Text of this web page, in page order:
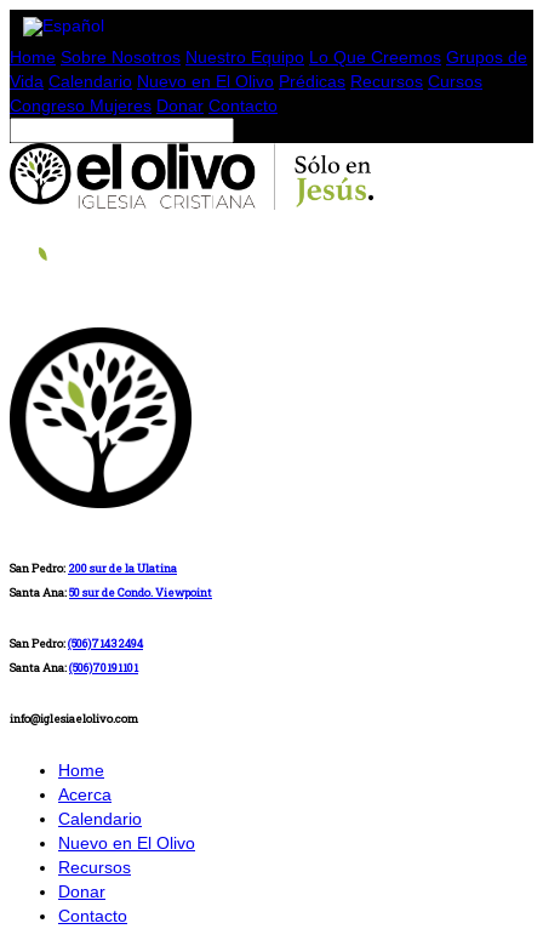
Home Sobre Nosotros Nuestro Equipo Lo Que Creemos Grupos de
Vida Calendario Nuevo en El Olivo Prédicas Recursos Cursos
Congreso Mujeres Donar Contacto
San Pedro: 200 sur de la Ulatina
Santa Ana:50 sur de Condo. Viewpoint
San Pedro:(506)71432494
Santa Ana:(506)70191101
info@iglesiaelolivo.com
Home
Acerca
Calendario
Nuevo en El Olivo
Recursos
Donar
Contacto